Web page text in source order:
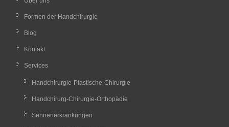
Formen der Handchirurgie
Blog
Kontakt
Services
Handchirurgie-Plastische-Chirurgie
Handchirurg-Chirurgie-Orthopädie
Sehnenerkrankungen